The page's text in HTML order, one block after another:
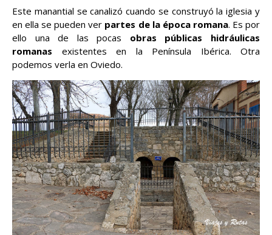
Este manantial se canalizó cuando se construyó la iglesia y
en ella se pueden ver partes de la época romana. Es por
ello una de las pocas obras públicas hidráulicas
romanas existentes en la Península Ibérica. Otra
podemos verla en Oviedo.